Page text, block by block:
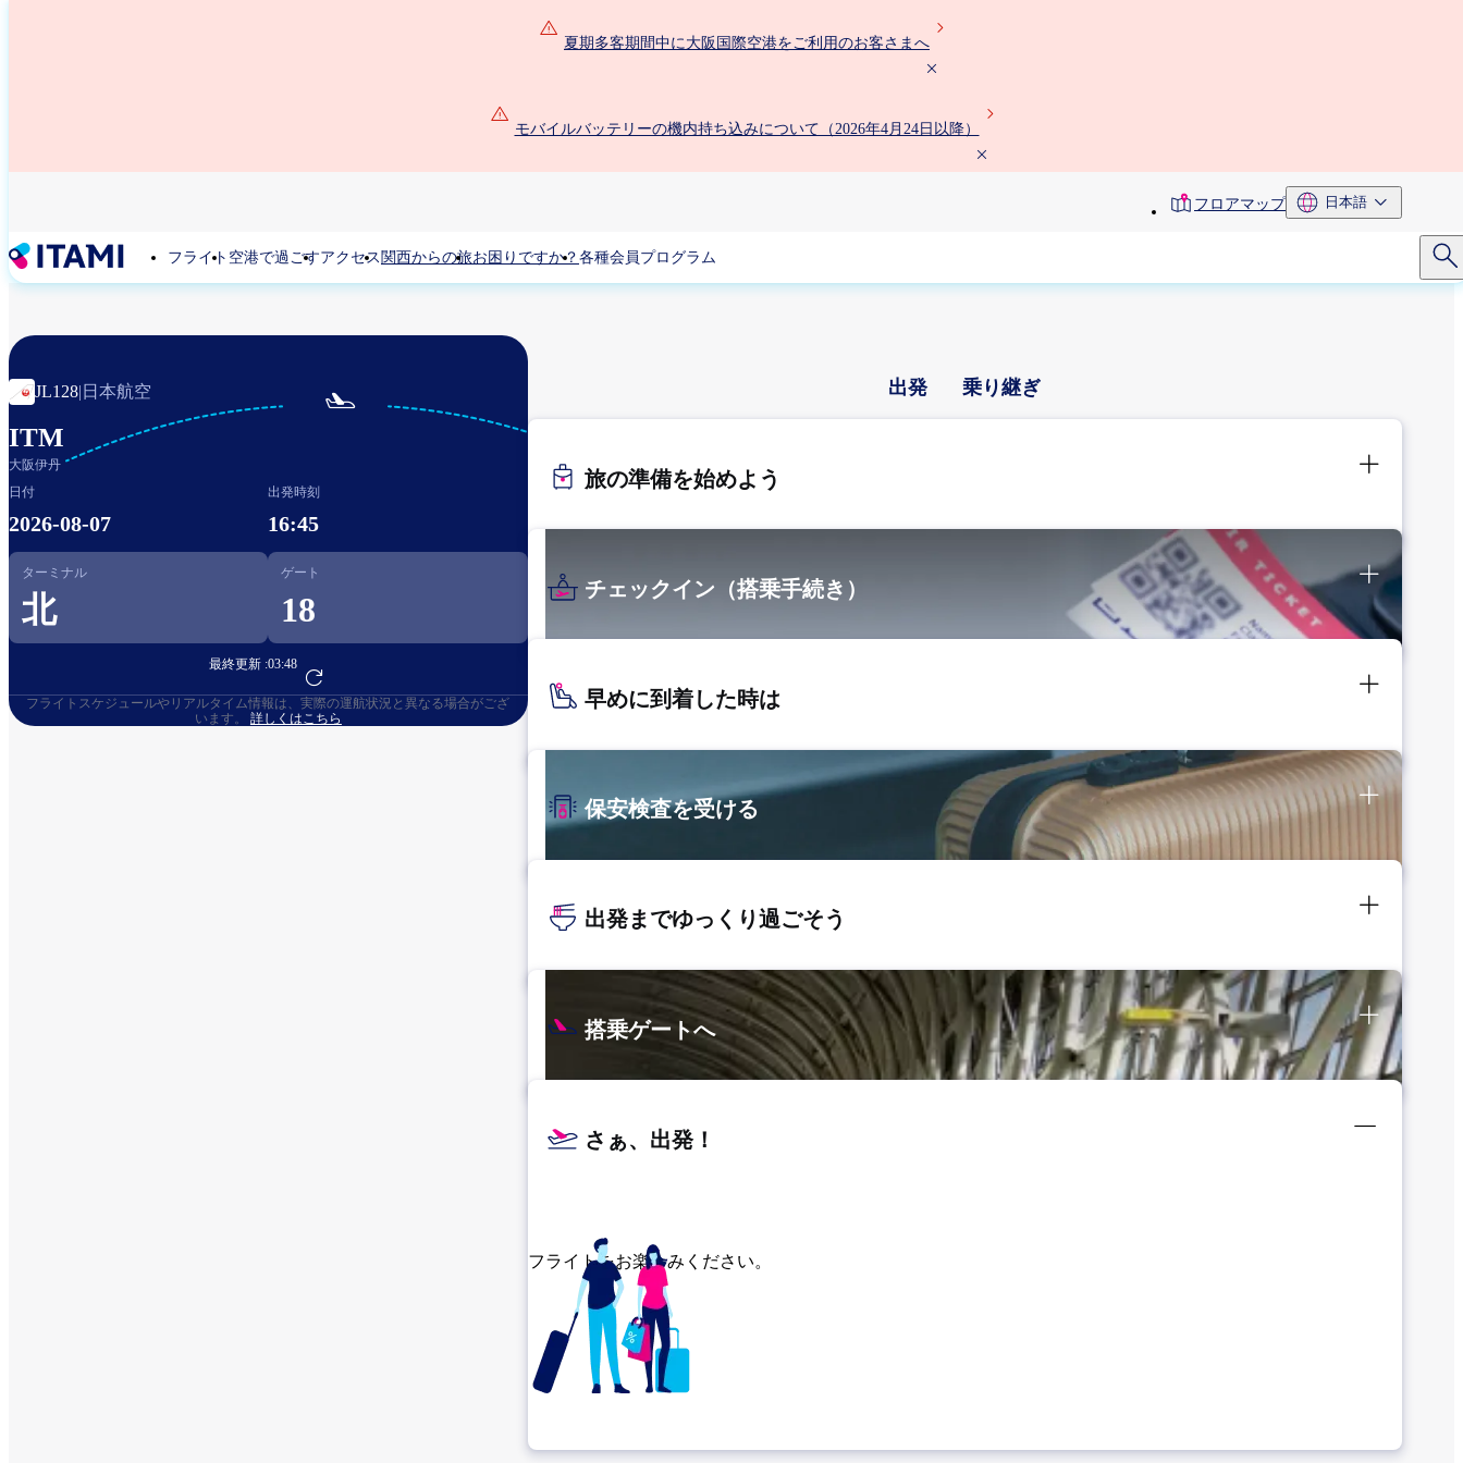
動
夏期多客期間中に大阪国際空港をご利用のお客さまへ
モバイルバッテリーの機内持ち込みについて（2026年4月24日以降）
toolbarフロアマップ 日本語
フライト 空港で過ごすアクセス 関西からの旅お困りですか？ 各種会員プログラム
JL128| 日本航空
ITM
大阪伊丹

東京（羽
田）
日付
2026-08-07
出発時刻
16:45
ターミナル
北
ゲート
18
最終更新 :03:48
フライト予約へ
フライトスケジュールやリアルタイム情報は、実際の運航状況と異なる場合がござ
います。 詳しくはこちら
出発 乗り継ぎ
旅の準備を始めよう
チェックイン（搭乗手続き）
早めに到着した時は
保安検査を受ける
出発までゆっくり過ごそう
搭乗ゲートへ
さぁ、出発！
フライトをお楽しみください。